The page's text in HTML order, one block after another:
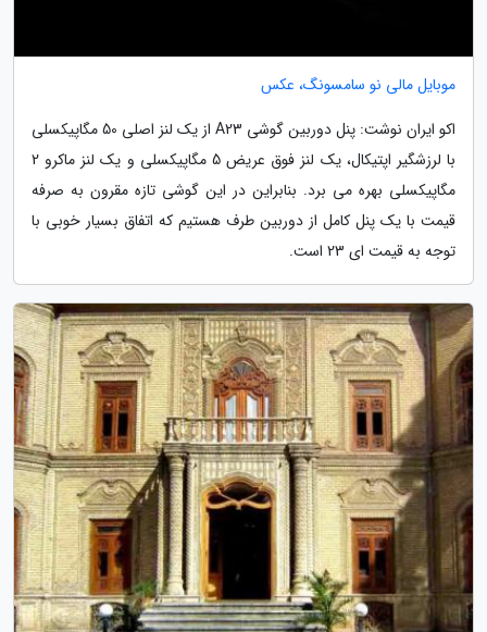
موبایل مالی نو سامسونگ، عکس
اکو ایران نوشت: پنل دوربین گوشی A23 از یک لنز اصلی 50 مگاپیکسلی
با لرزشگیر اپتیکال، یک لنز فوق عریض 5 مگاپیکسلی و یک لنز ماکرو 2
مگاپیکسلی بهره می برد. بنابراین در این گوشی تازه مقرون به صرفه
قیمت با یک پنل کامل از دوربین طرف هستیم که اتفاق بسیار خوبی با
توجه به قیمت ای 23 است.